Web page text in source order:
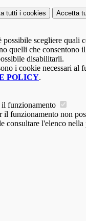
tutti i cookies Accetta
possibile scegliere quali
quelli che consentono
disabilitarli.
i cookie necessari al
POLICY.
il funzionamento
il funzionamento non
consultare l'elenco